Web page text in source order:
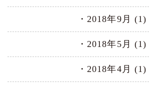
2018年9月 (1)
2018年5月 (1)
2018年4月 (1)